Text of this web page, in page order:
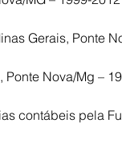
Gerais, Ponte
Nova/Mg –
contábeis pela